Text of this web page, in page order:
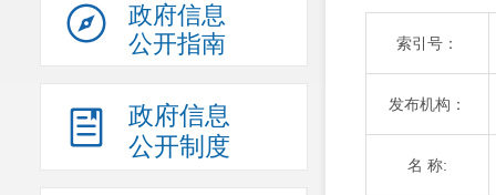
政府信息
公开指南
政府信息
公开制度
索引号：
发布机构：
名 称: